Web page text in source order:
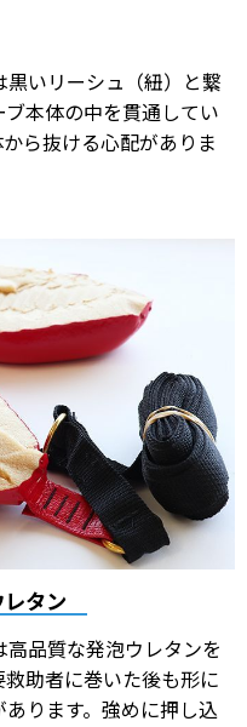
いリーシュ（紐）と繋
本体の中を貫通してい
ら抜ける心配がありま
タン
品質な発泡ウレタンを
助者に巻いた後も形に
ります。強めに押し込